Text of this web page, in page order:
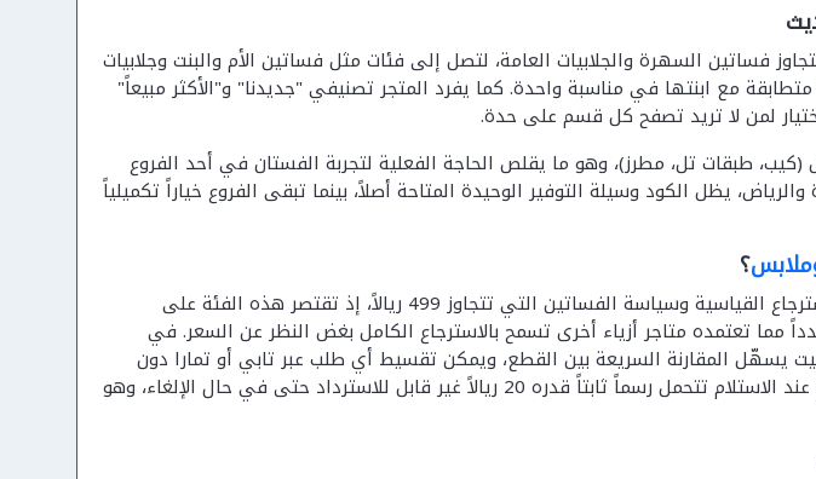
فساتين السهرة والجلابيات العامة، لتصل إلى فئات مثل فساتين الأم والبنت وجلابيات
مع ابنتها في مناسبة واحدة. كما يفرد المتجر تصنيفي "جديدنا" و"الأكثر مبيعاً"
لمن لا تريد تصفح كل قسم على حدة.
طبقات تل، مطرز)، وهو ما يقلص الحاجة الفعلية لتجربة الفستان في أحد الفروع
يظل الكود وسيلة التوفير الوحيدة المتاحة أصلاً، بينما تبقى الفروع خياراً تكميلياً
؟
يتميز المصمم الحديث بفصل واضح بين سياسة الاسترجاع القياسية وسياسة الفساتين التي تتجاوز 499 ريالاً، إذ تقتصر هذه الفئة على
مما تعتمده متاجر أزياء أخرى تسمح بالاسترجاع الكامل بغض النظر عن السعر. في
موحداً للأوتليت يسهّل المقارنة السريعة بين القطع، ويمكن تقسيط أي طلب عبر تابي أو تمارا دون
فوائد إضافية ظاهرة على الموقع. من تختار الدفع عند الاستلام تتحمل رسماً ثابتاً قدره 20 ريالاً غير قابل للاسترداد حتى في حال الإلغاء، وهو